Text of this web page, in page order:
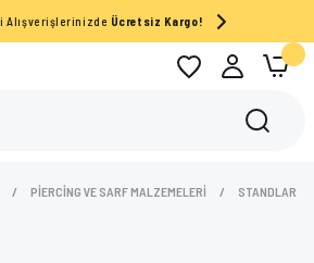
Alışverişlerinizde Ücretsiz Kargo!
PİERCİNG VE SARF MALZEMELERİ STANDLAR